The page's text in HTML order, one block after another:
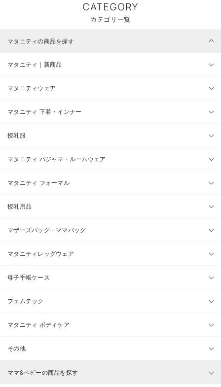
CATEGORY
カテゴリ一覧
マタニティの商品を探す
マタニティ｜新商品
マタニティウェア
マタニティ 下着・インナー
授乳服
マタニティ パジャマ・ルームウェア
マタニティ フォーマル
授乳用品
マザーズバッグ・ママバッグ
マタニティレッグウェア
母子手帳ケース
フェムテック
マタニティ ボディケア
その他
ママ&ベビーの商品を探す